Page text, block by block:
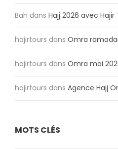
Bah dans Hajj 2026 avec Hajir
hajirtours dans Omra
hajirtours dans Omra mai
hajirtours dans Agence Hajj
MOTS CLÉS